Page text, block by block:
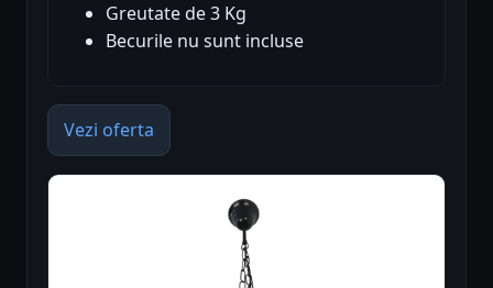
Greutate de 3 Kg
Becurile nu sunt incluse
Vezi oferta